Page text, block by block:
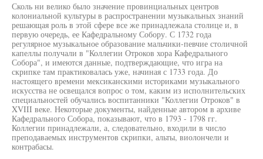
Сколь ни велико было значение провинциальных центров
колониальной культуры в распространении музыкальных знаний
решающая роль в этой сфере все же принадлежала столице и, в
первую очередь, ее Кафедральному Собору. С 1732 года
регулярное музыкальное образование мальчики-певчие столичной
капеллы получали в "Коллегии Отроков хора Кафедрального
Собора", и имеются данные, подтверждающие, что игра на
скрипке там практиковалась уже, начиная с 1733 года. До
настоящего времени мексиканскими историками музыкального
искусства не освещался вопрос о том, каким из исполнительских
специальностей обучались воспитанники "Коллегии Отроков" в
XVIII веке. Некоторые документы, найденные автором в архиве
Кафедрального Собора, показывают, что в 1793 - 1798 гг.
Коллегии принадлежали, а, следовательно, входили в число
преподаваемых инструментов скрипки, альты, виолончели и
контрабасы.